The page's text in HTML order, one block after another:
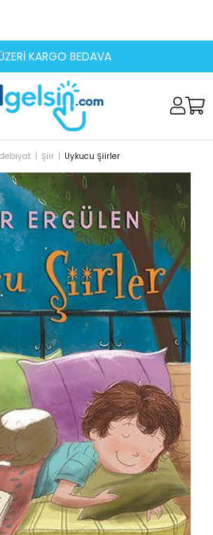
KARGO BEDAVA
Şiir Uykucu Şiirler